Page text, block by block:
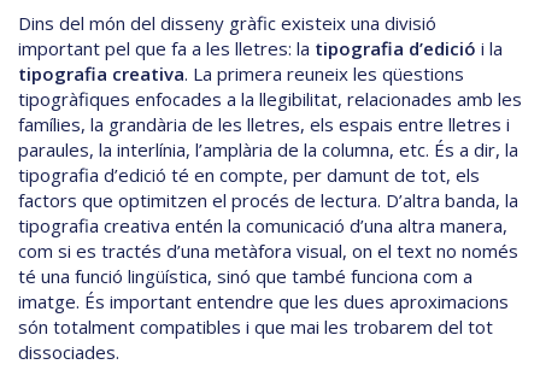
Dins del món del disseny gràfic existeix una divisió
important pel que fa a les lletres: la tipografia d’edició i la
tipografia creativa. La primera reuneix les qüestions
tipogràfiques enfocades a la llegibilitat, relacionades amb les
famílies, la grandària de les lletres, els espais entre lletres i
paraules, la interlínia, l’amplària de la columna, etc. És a dir, la
tipografia d’edició té en compte, per damunt de tot, els
factors que optimitzen el procés de lectura. D’altra banda, la
tipografia creativa entén la comunicació d’una altra manera,
com si es tractés d’una metàfora visual, on el text no només
té una funció lingüística, sinó que també funciona com a
imatge. És important entendre que les dues aproximacions
són totalment compatibles i que mai les trobarem del tot
dissociades.